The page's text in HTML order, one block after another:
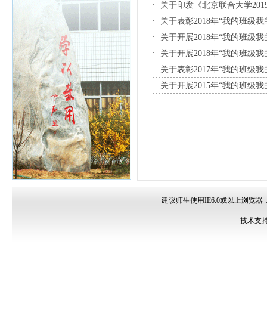
· 关于印发《北京联合大学
· 关于表彰2018年“我的班级
· 关于开展2018年“我的班级
· 关于开展2018年“我的班级
· 关于表彰2017年“我的班级
· 关于开展2015年“我的班级
建议师生使用IE6.0或以上浏览器
技术支